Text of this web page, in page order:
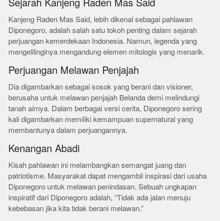
Sejarah Kanjeng Raden Mas Said
Kanjeng Raden Mas Said, lebih dikenal sebagai pahlawan
Diponegoro, adalah salah satu tokoh penting dalam sejarah
perjuangan kemerdekaan Indonesia. Namun, legenda yang
mengelilinginya mengandung elemen mitologis yang menarik.
Perjuangan Melawan Penjajah
Dia digambarkan sebagai sosok yang berani dan visioner,
berusaha untuk melawan penjajah Belanda demi melindungi
tanah airnya. Dalam berbagai versi cerita, Diponegoro sering
kali digambarkan memiliki kemampuan supernatural yang
membantunya dalam perjuangannya.
Kenangan Abadi
Kisah pahlawan ini melambangkan semangat juang dan
patriotisme. Masyarakat dapat mengambil inspirasi dari usaha
Diponegoro untuk melawan penindasan. Sebuah ungkapan
inspiratif dari Diponegoro adalah, “Tidak ada jalan menuju
kebebasan jika kita tidak berani melawan.”